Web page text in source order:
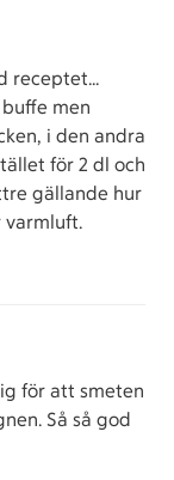
receptet...
men
i den andra
för 2 dl och
gällande hur
varmluft.
för att smeten
Så så god